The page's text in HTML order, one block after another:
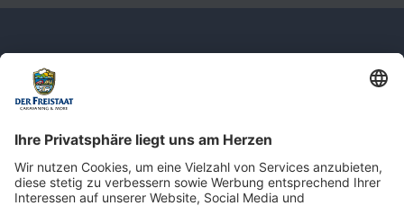
Newsletter: Jetzt auf
shop.derfreistaat.de anmelden und
einen 5€ Gutschein für unseren Online-
Shop erhalten!*